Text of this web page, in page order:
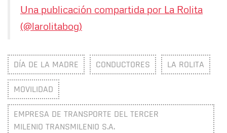
Una publicación compartida por La Rolita
(@larolitabog)
DÍA DE LA MADRE CONDUCTORES LA ROLITA
MOVILIDAD
EMPRESA DE TRANSPORTE DEL TERCER
MILENIO TRANSMILENIO S.A.